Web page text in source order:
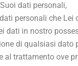
Suoi dati personali,
personali che
dati in nostro
di qualsiasi
al trattamento ove